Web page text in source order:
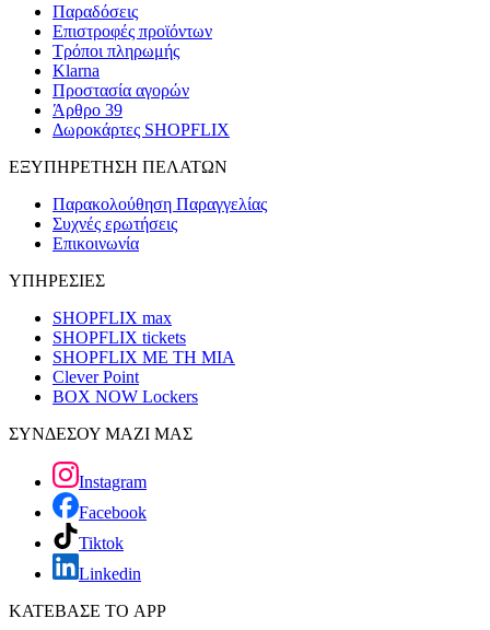
Παραδόσεις
Επιστροφές προϊόντων
Τρόποι πληρωμής
Klarna
Προστασία αγορών
Άρθρο 39
Δωροκάρτες SHOPFLIX
ΕΞΥΠΗΡΕΤΗΣΗ ΠΕΛΑΤΩΝ
Παρακολούθηση Παραγγελίας
Συχνές ερωτήσεις
Επικοινωνία
ΥΠΗΡΕΣΙΕΣ
SHOPFLIX max
SHOPFLIX tickets
SHOPFLIX ΜΕ ΤΗ ΜΙΑ
Clever Point
BOX NOW Lockers
ΣΥΝΔΕΣΟΥ ΜΑΖΙ ΜΑΣ
Instagram
Facebook
Tiktok
Linkedin
ΚΑΤΕΒΑΣΕ ΤΟ APP